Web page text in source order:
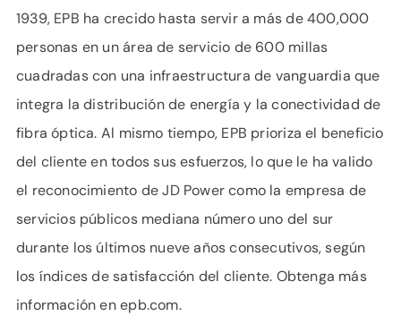
1939, EPB ha crecido hasta servir a más de 400,000
personas en un área de servicio de 600 millas
cuadradas con una infraestructura de vanguardia que
integra la distribución de energía y la conectividad de
fibra óptica. Al mismo tiempo, EPB prioriza el beneficio
del cliente en todos sus esfuerzos, lo que le ha valido
el reconocimiento de JD Power como la empresa de
servicios públicos mediana número uno del sur
durante los últimos nueve años consecutivos, según
los índices de satisfacción del cliente. Obtenga más
información en epb.com.